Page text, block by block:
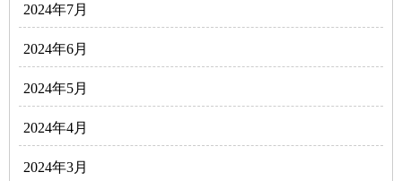
2024年7月
2024年6月
2024年5月
2024年4月
2024年3月